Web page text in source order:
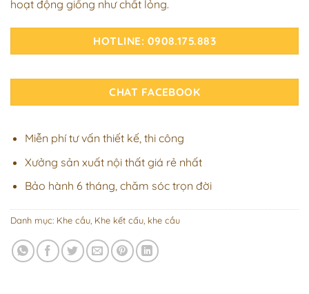
hoạt động giống như chất lỏng.
HOTLINE: 0908.175.883
CHAT FACEBOOK
Miễn phí tư vấn thiết kế, thi công
Xưởng sản xuất nội thất giá rẻ nhất
Bảo hành 6 tháng, chăm sóc trọn đời
Danh mục: Khe cầu Khe kết cấu, khe cầu